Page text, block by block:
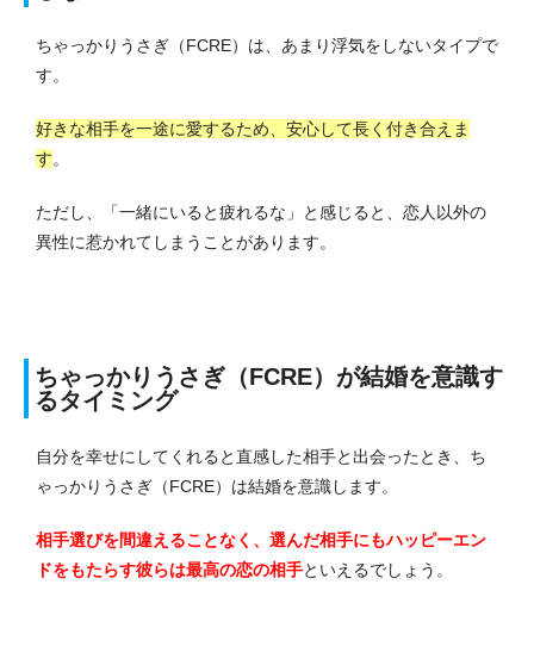
ちゃっかりうさぎ（FCRE）は、あまり浮気をしないタイプで
す。
好きな相手を一途に愛するため、安心して長く付き合えま
す。
ただし、「一緒にいると疲れるな」と感じると、恋人以外の
異性に惹かれてしまうことがあります。
ちゃっかりうさぎ（FCRE）が結婚を意識す
るタイミング
自分を幸せにしてくれると直感した相手と出会ったとき、ち
ゃっかりうさぎ（FCRE）は結婚を意識します。
相手選びを間違えることなく、選んだ相手にもハッピーエン
ドをもたらす彼らは最高の恋の相手といえるでしょう。